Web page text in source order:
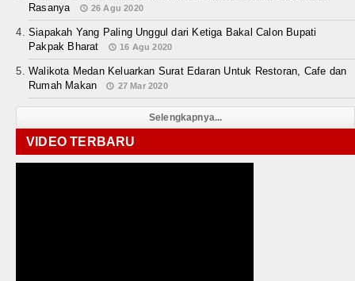
Rasanya
26 Agu 2020
Siapakah Yang Paling Unggul dari Ketiga Bakal Calon Bupati
Pakpak Bharat
16 Agu 2020
Walikota Medan Keluarkan Surat Edaran Untuk Restoran, Cafe dan
Rumah Makan
27 Mar 2020
Selengkapnya...
VIDEO TERBARU